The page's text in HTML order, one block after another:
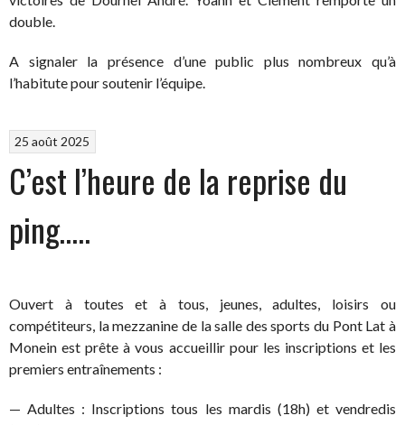
double.
A signaler la présence d’une public plus nombreux qu’à
l’habitute pour soutenir l’équipe.
25 août 2025
C’est l’heure de la reprise du
ping…..
Ouvert à toutes et à tous, jeunes, adultes, loisirs ou
compétiteurs, la mezzanine de la salle des sports du Pont Lat à
Monein est prête à vous accueillir pour les inscriptions et les
premiers entraînements :
— Adultes : Inscriptions tous les mardis (18h) et vendredis